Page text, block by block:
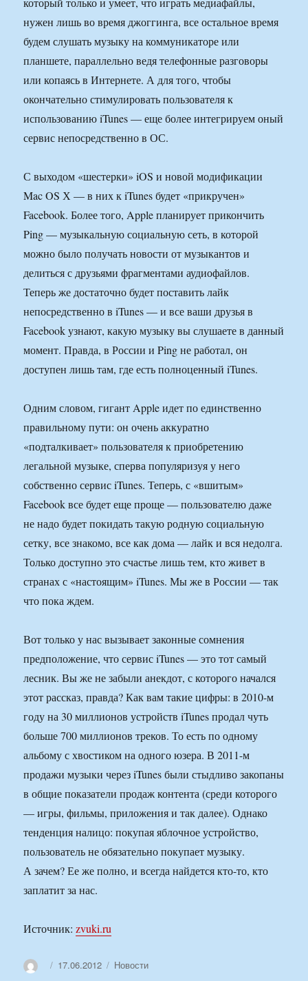
нужен лишь во время джоггинга, все остальное время
будем слушать музыку на коммуникаторе или
планшете, параллельно ведя телефонные разговоры
или копаясь в Интернете. А для того, чтобы
окончательно стимулировать пользователя к
использованию iTunes — еще более интегрируем оный
сервис непосредственно в ОС.
С выходом «шестерки» iOS и новой модификации
Mac OS Х — в них к iTunes будет «прикручен»
Facebook. Более того, Apple планирует прикончить
Ping — музыкальную социальную сеть, в которой
можно было получать новости от музыкантов и
делиться с друзьями фрагментами аудиофайлов.
Теперь же достаточно будет поставить лайк
непосредственно в iTunes — и все ваши друзья в
Facebook узнают, какую музыку вы слушаете в данный
момент. Правда, в России и Ping не работал, он
доступен лишь там, где есть полноценный iTunes.
Одним словом, гигант Apple идет по единственно
правильному пути: он очень аккуратно
«подталкивает» пользователя к приобретению
легальной музыке, сперва популяризуя у него
собственно сервис iTunes. Теперь, с «вшитым»
Facebook все будет еще проще — пользователю даже
не надо будет покидать такую родную социальную
сетку, все знакомо, все как дома — лайк и вся недолга.
Только доступно это счастье лишь тем, кто живет в
странах с «настоящим» iTunes. Мы же в России — так
что пока ждем.
Вот только у нас вызывает законные сомнения
предположение, что сервис iTunes — это тот самый
лесник. Вы же не забыли анекдот, с которого начался
этот рассказ, правда? Как вам такие цифры: в 2010-м
году на 30 миллионов устройств iTunes продал чуть
больше 700 миллионов треков. То есть по одному
альбому с хвостиком на одного юзера. В 2011-м
продажи музыки через iTunes были стыдливо закопаны
в общие показатели продаж контента (среди которого
— игры, фильмы, приложения и так далее). Однако
тенденция налицо: покупая яблочное устройство,
пользователь не обязательно покупает музыку.
А зачем? Ее же полно, и всегда найдется кто-то, кто
заплатит за нас.
Источник:zvuki.ru
АвторОпубликовано
17.06.2012 Рубрики
Новости